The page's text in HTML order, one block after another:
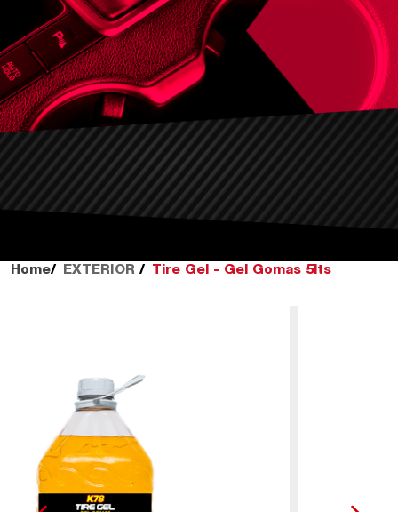
Home EXTERIOR Tire Gel - Gel Gomas 5lts